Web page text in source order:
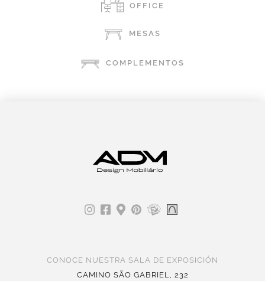
OFFICE
MESAS
COMPLEMENTOS
CONOCE NUESTRA SALA DE EXPOSICIÓN
CAMINO SÃO GABRIEL, 232